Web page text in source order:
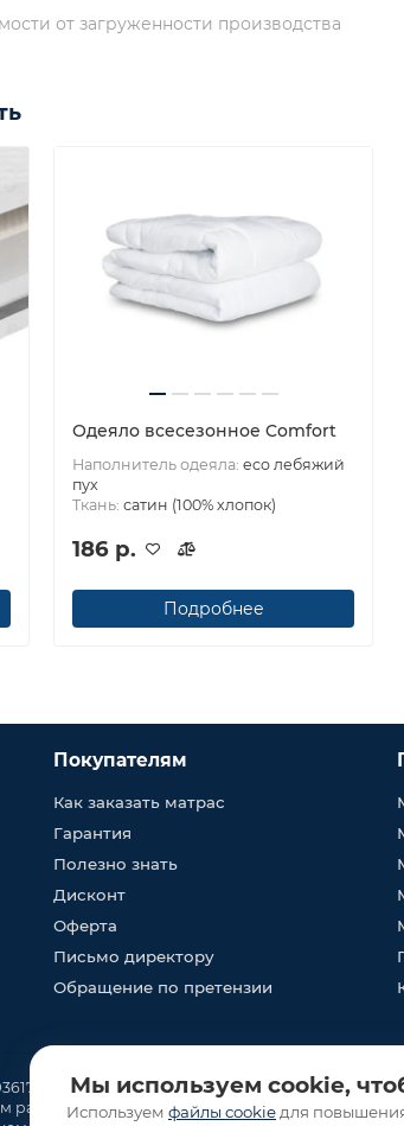
от загруженности производства
Одеяло всесезонное Comfort
Наполнитель одеяла: eco лебяжий
пух
Ткань: сатин (100% хлопок)
186 р.
Подробнее
Мы используем cookie,
Используем файлы cookie для
Покупателям
Как заказать матрас
Гарантия
Полезно знать
Дисконт
Оферта
Письмо директору
Обращение по претензии
юр. адрес: 223036, Беларусь, Минская
районным исполнительным комитетом.